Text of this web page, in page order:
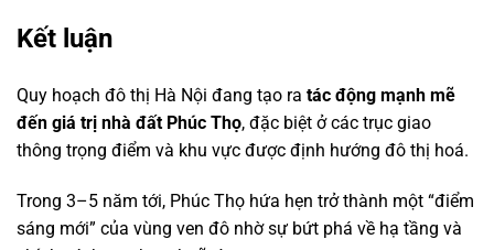
Kết luận
Quy hoạch đô thị Hà Nội đang tạo ra tác động mạnh mẽ
đến giá trị nhà đất Phúc Thọ, đặc biệt ở các trục giao
thông trọng điểm và khu vực được định hướng đô thị hoá.
Trong 3–5 năm tới, Phúc Thọ hứa hẹn trở thành một “điểm
sáng mới” của vùng ven đô nhờ sự bứt phá về hạ tầng và